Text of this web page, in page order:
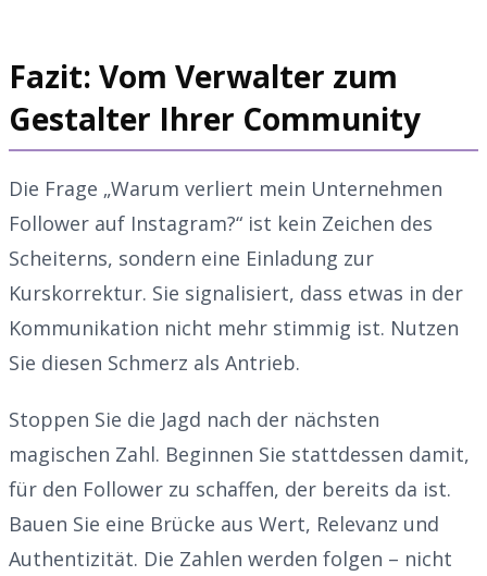
Fazit: Vom Verwalter zum
Gestalter Ihrer Community
Die Frage „Warum verliert mein Unternehmen
Follower auf Instagram?“ ist kein Zeichen des
Scheiterns, sondern eine Einladung zur
Kurskorrektur. Sie signalisiert, dass etwas in der
Kommunikation nicht mehr stimmig ist. Nutzen
Sie diesen Schmerz als Antrieb.
Stoppen Sie die Jagd nach der nächsten
magischen Zahl. Beginnen Sie stattdessen damit,
für den Follower zu schaffen, der bereits da ist.
Bauen Sie eine Brücke aus Wert, Relevanz und
Authentizität. Die Zahlen werden folgen – nicht